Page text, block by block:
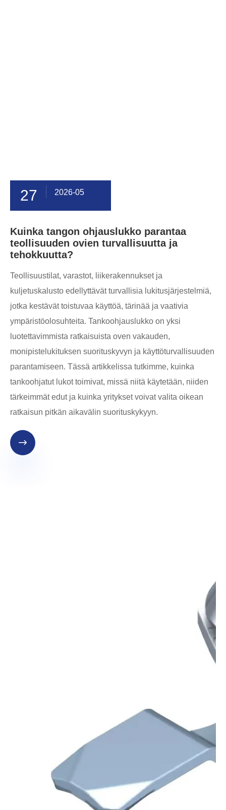
27 2026-05
Kuinka tangon ohjauslukko parantaa
teollisuuden ovien turvallisuutta ja
tehokkuutta?
Teollisuustilat, varastot, liikerakennukset ja
kuljetuskalusto edellyttävät turvallisia lukitusjärjestelmiä,
jotka kestävät toistuvaa käyttöä, tärinää ja vaativia
ympäristöolosuhteita. Tankoohjauslukko on yksi
luotettavimmista ratkaisuista oven vakauden,
monipistelukituksen suorituskyvyn ja käyttöturvallisuuden
parantamiseen. Tässä artikkelissa tutkimme, kuinka
tankoohjatut lukot toimivat, missä niitä käytetään, niiden
tärkeimmät edut ja kuinka yritykset voivat valita oikean
ratkaisun pitkän aikavälin suorituskykyyn.
